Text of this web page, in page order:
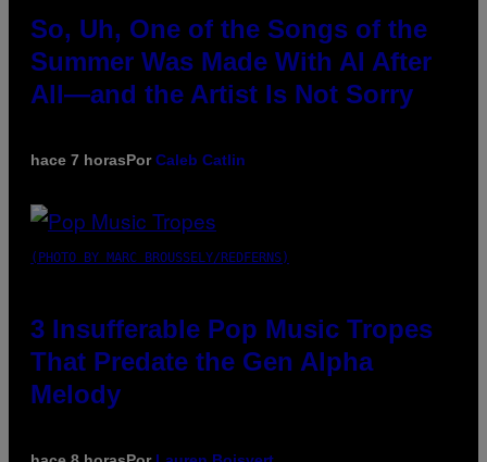
So, Uh, One of the Songs of the
Summer Was Made With AI After
All—and the Artist Is Not Sorry
hace 7 horasPorCaleb Catlin
(PHOTO BY MARC BROUSSELY/REDFERNS)
3 Insufferable Pop Music Tropes
That Predate the Gen Alpha
Melody